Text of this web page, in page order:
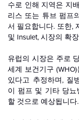
수로 인해 지역은 지
리스 또는 튜브 펌프
서 필요합니다. 또한,
및 Insulet, 시장의 확
유럽의 시장은 주로
세계 보건기구
있다고 추정하며, 질
이 펌프 및 기타 당
할 것으로 예상됩니다.